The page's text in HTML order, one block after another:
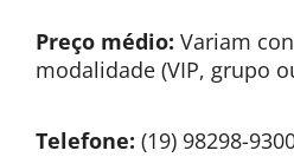
Preço médio: Variam
modalidade (VIP, grupo
Telefone: (19) 98298-